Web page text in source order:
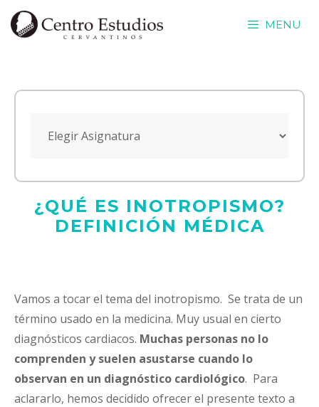
Saltar
MENU
¿QUÉ ES INOTROPISMO?
DEFINICIÓN MÉDICA
Vamos a tocar el tema del inotropismo. Se trata de un
término usado en la medicina. Muy usual en cierto
diagnósticos cardiacos. Muchas personas no lo
comprenden y suelen asustarse cuando lo
observan en un diagnóstico cardiológico. Para
aclararlo, hemos decidido ofrecer el presente texto a